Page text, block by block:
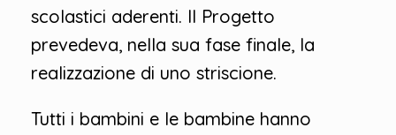
scolastici aderenti. Il Progetto
prevedeva, nella sua fase finale, la
realizzazione di uno striscione.
Tutti i bambini e le bambine hanno